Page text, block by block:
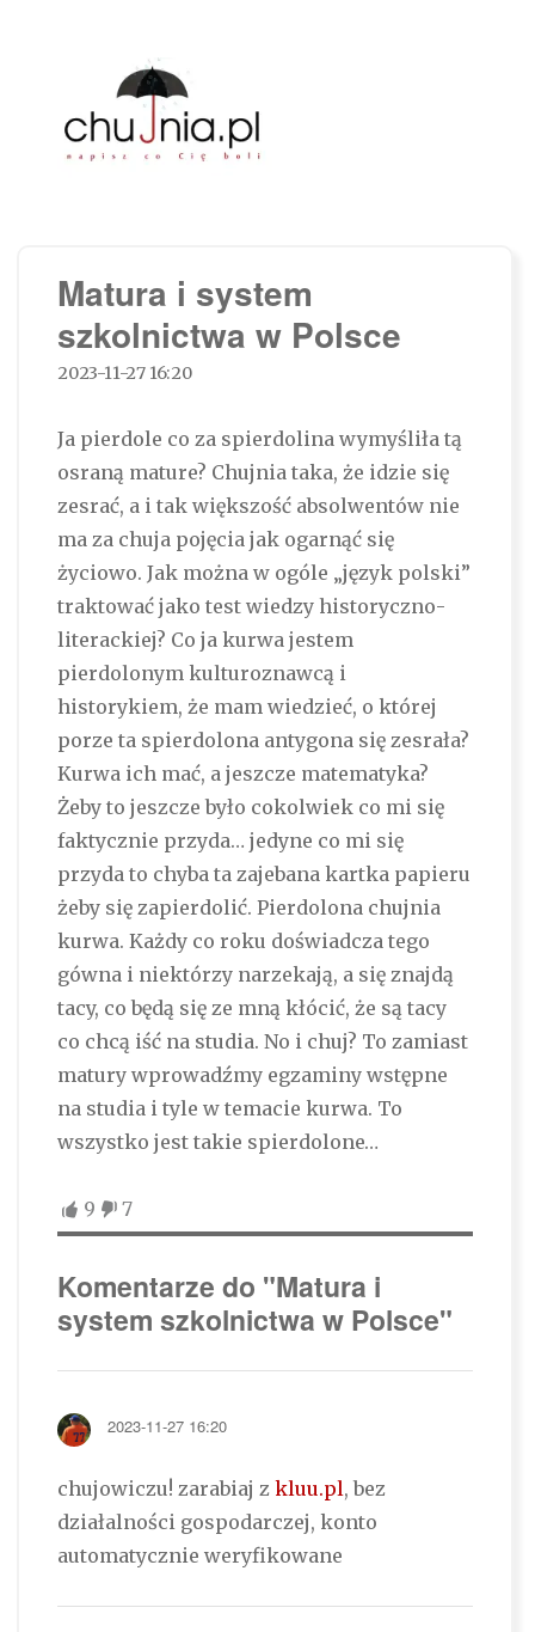
Matura i system
szkolnictwa w Polsce
2023-11-27 16:20
Ja pierdole co za spierdolina wymyśliła tą
osraną mature? Chujnia taka, że idzie się
zesrać, a i tak większość absolwentów nie
ma za chuja pojęcia jak ogarnąć się
życiowo. Jak można w ogóle „język polski”
traktować jako test wiedzy historyczno-
literackiej? Co ja kurwa jestem
pierdolonym kulturoznawcą i
historykiem, że mam wiedzieć, o której
porze ta spierdolona antygona się zesrała?
Kurwa ich mać, a jeszcze matematyka?
Żeby to jeszcze było cokolwiek co mi się
faktycznie przyda… jedyne co mi się
przyda to chyba ta zajebana kartka papieru
żeby się zapierdolić. Pierdolona chujnia
kurwa. Każdy co roku doświadcza tego
gówna i niektórzy narzekają, a się znajdą
tacy, co będą się ze mną kłócić, że są tacy
co chcą iść na studia. No i chuj? To zamiast
matury wprowadźmy egzaminy wstępne
na studia i tyle w temacie kurwa. To
wszystko jest takie spierdolone…
9 7
Komentarze do "Matura i
system szkolnictwa w Polsce"
2023-11-27 16:20
chujowiczu! zarabiaj z kluu.pl, bez
działalności gospodarczej, konto
automatycznie weryfikowane